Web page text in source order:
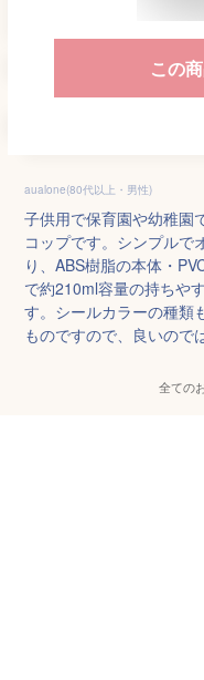
この
aualone(80代以上・男性)
子供用で保育園や幼稚園
コップです。シンプルで
り、ABS樹脂の本体・
で約210ml容量の持ちや
す。シールカラーの種類
ものですので、良いので
全ての